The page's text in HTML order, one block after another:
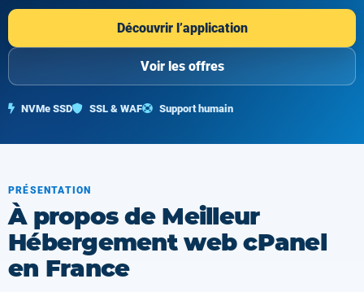
Découvrir l’application
Voir les offres
NVMe SSD SSL & WAF Support humain
PRÉSENTATION
À propos de Meilleur
Hébergement web cPanel
en France